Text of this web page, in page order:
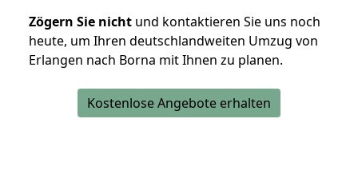
Zögern Sie nicht und kontaktieren Sie uns noch
heute, um Ihren deutschlandweiten Umzug von
Erlangen nach Borna mit Ihnen zu planen.
Kostenlose Angebote erhalten